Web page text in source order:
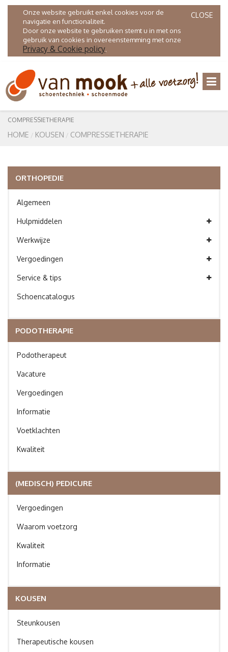
CLOSE
Onze website gebruikt enkel cookies voor de
navigatie en functionaliteit.
Door onze website te gebruiken stemt u in met ons
gebruik van cookies in overeenstemming met onze
Privacy & Cookie policy.
COMPRESSIETHERAPIE
HOME KOUSEN COMPRESSIETHERAPIE
ORTHOPEDIE
Algemeen
Hulpmiddelen
Werkwijze
Vergoedingen
Service & tips
Schoencatalogus
PODOTHERAPIE
Podotherapeut
Vacature
Vergoedingen
Informatie
Voetklachten
Kwaliteit
(MEDISCH) PEDICURE
Vergoedingen
Waarom voetzorg
Kwaliteit
Informatie
KOUSEN
Steunkousen
Therapeutische kousen